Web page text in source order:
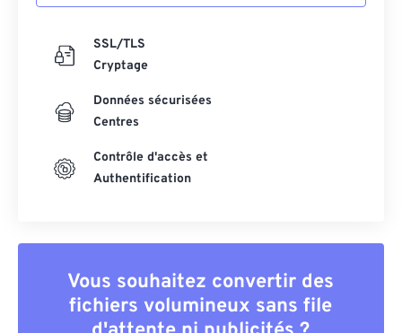
SSL/TLS
Cryptage
Données sécurisées
Centres
Contrôle d'accès et
Authentification
Vous souhaitez convertir des
fichiers volumineux sans file